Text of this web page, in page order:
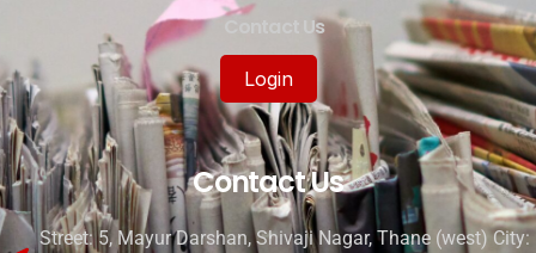
Contact Us
Login
Contact Us
Street: 5, Mayur Darshan, Shivaji Nagar, Thane (west) City: